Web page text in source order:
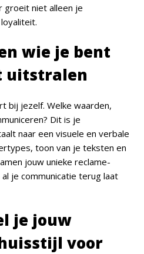
groeit niet alleen je
wie je bent
uitstralen
bij jezelf. Welke waarden,
Dit is je
naar een visuele en verbale
toon van je teksten en
jouw unieke reclame-
je communicatie terug laat
je jouw
voor